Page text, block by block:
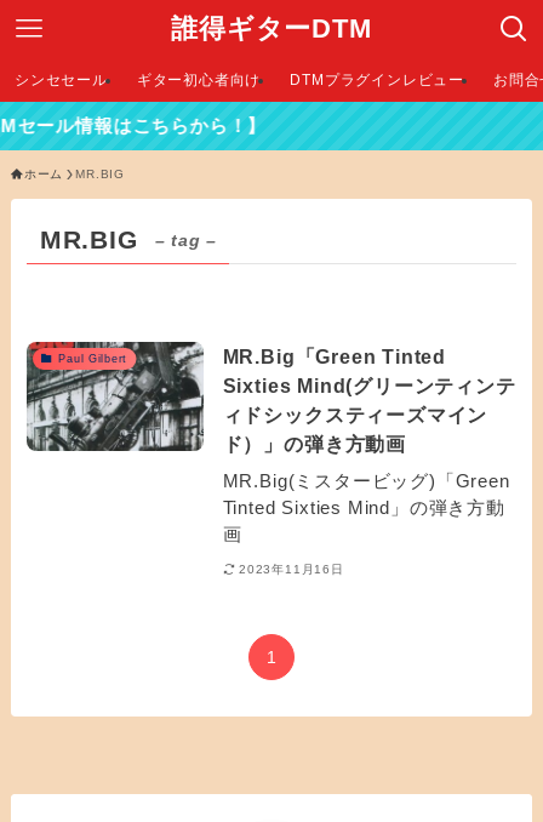
誰得ギターDTM
シンセセール ギター初心者向け DTMプラグインレビュー お問
ル情報はこちらから！】
ホーム MR.BIG
MR.BIG – tag –
Paul Gilbert
MR.Big「Green Tinted
Sixties Mind(グリーンティンテ
ィドシックスティーズマイン
ド）」の弾き方動画
MR.Big(ミスタービッグ)「Green
Tinted Sixties Mind」の弾き方動
画
2023年11月16日
1